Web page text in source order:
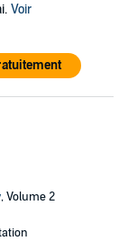
Voir
, Volume 2